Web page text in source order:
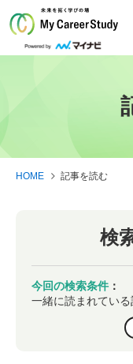
HOME 記事を読む
検
今回の検索条件 ：
一緒に読まれている